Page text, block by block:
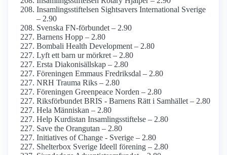
Insamlings­stiftelsen Sightsavers International Sverige
– 2.90
Svenska FN-förbundet – 2.90
Barnens Hopp – 2.80
Bombali Health Development – 2.80
Lyft ett barn ur mörkret – 2.80
Ersta Diakonisällskap – 2.80
Föreningen Emmaus Fredriksdal – 2.80
NRH Trauma Riks – 2.80
Föreningen Greenpeace Norden – 2.80
Riksförbundet BRIS - Barnens Rätt i Samhället – 2.80
Hela Människan – 2.80
Help Kurdistan Insamlings­stiftelse – 2.80
Save the Orangutan – 2.80
Initiatives of Change - Sverige – 2.80
Shelterbox Sverige Ideell förening – 2.80